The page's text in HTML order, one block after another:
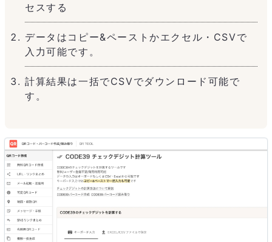
セスする
データはコピー&ペーストかエクセル・CSVで
入力可能です。
計算結果は一括でCSVでダウンロード可能で
す。